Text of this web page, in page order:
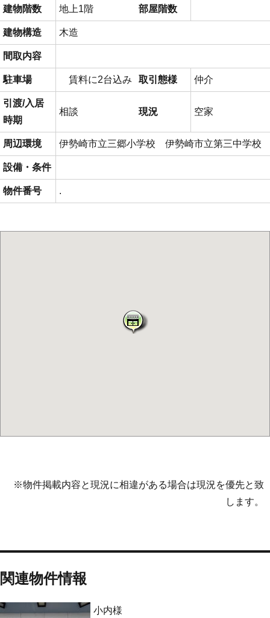
建物階数 地上1階 部屋階数
建物構造 木造
間取内容
駐車場 賃料に2台込み 取引態様 仲介
引渡/入居
時期
相談 現況 空家
周辺環境 伊勢崎市立三郷小学校 伊勢崎市立第三中学校
設備・条件
物件番号 .
※物件掲載内容と現況に相違がある場合は現況を優先と致
します。
関連物件情報
小内様